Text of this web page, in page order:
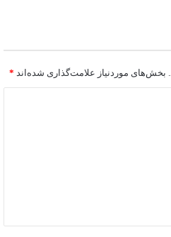
بخش‌های موردنیاز علامت‌گذاری شده‌اند *